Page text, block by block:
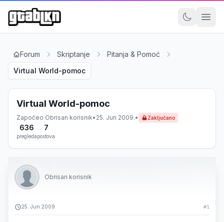
Forum Skriptanje
Pitanja & Pomoć
Virtual World-pomoc
Virtual World-pomoc
Započeo Obrisan korisnik• 25. Jun 2009.• Zaključano
636
pregleda
7
postova
Obrisan korisnik
25. Jun 2009. #1